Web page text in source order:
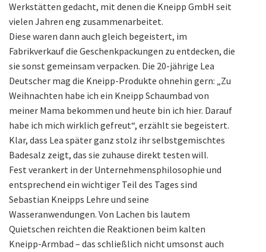
Werkstätten gedacht, mit denen die Kneipp GmbH seit
vielen Jahren eng zusammenarbeitet.
Diese waren dann auch gleich begeistert, im
Fabrikverkauf die Geschenkpackungen zu entdecken, die
sie sonst gemeinsam verpacken. Die 20-jährige Lea
Deutscher mag die Kneipp-Produkte ohnehin gern: „Zu
Weihnachten habe ich ein Kneipp Schaumbad von
meiner Mama bekommen und heute bin ich hier. Darauf
habe ich mich wirklich gefreut“, erzählt sie begeistert.
Klar, dass Lea später ganz stolz ihr selbstgemischtes
Badesalz zeigt, das sie zuhause direkt testen will.
Fest verankert in der Unternehmensphilosophie und
entsprechend ein wichtiger Teil des Tages sind
Sebastian Kneipps Lehre und seine
Wasseranwendungen. Von Lachen bis lautem
Quietschen reichten die Reaktionen beim kalten
Kneipp-Armbad – das schließlich nicht umsonst auch